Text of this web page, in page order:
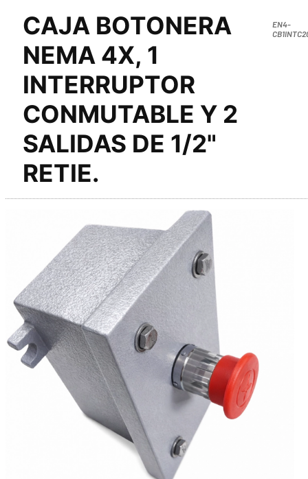
CAJA BOTONERA
NEMA 4X, 1
INTERRUPTOR
CONMUTABLE Y 2
SALIDAS DE 1/2"
RETIE.
EN4-